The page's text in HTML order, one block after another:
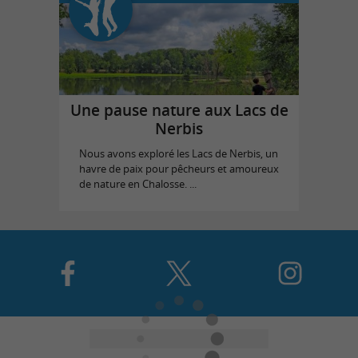
Une pause nature aux Lacs de
Nerbis
Nous avons exploré les Lacs de Nerbis, un
havre de paix pour pêcheurs et amoureux
de nature en Chalosse. ...